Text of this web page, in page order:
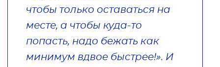
чтобы только оставаться на
месте, а чтобы куда-то
попасть, надо бежать как
минимум вдвое быстрее!». И